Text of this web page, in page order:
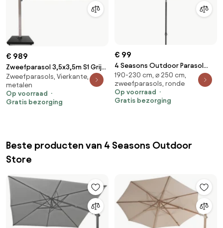
€ 989
Zweefparasol 3,5x3,5m S1 Grijs-
antraciet Camello Mateo
Zweefparasols, Vierkante,
metalen
Op voorraad
Gratis bezorging
€ 99
4 Seasons Outdoor Parasol
Oasis Ø250 cm - taupe
190-230 cm, ⌀ 250 cm,
zweefparasols, ronde
Op voorraad
Gratis bezorging
Beste producten van 4 Seasons Outdoor
Store